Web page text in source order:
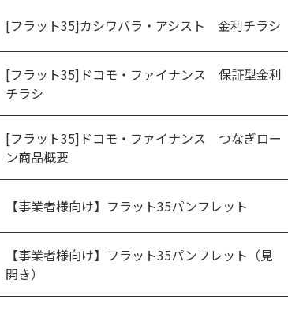
[フラット35]カシワバラ・アシスト 金利チラシ
[フラット35]ドコモ・ファイナンス 保証型金利
チラシ
[フラット35]ドコモ・ファイナンス つなぎロー
ン商品概要
【事業者様向け】フラット35パンフレット
【事業者様向け】フラット35パンフレット（見
開き）